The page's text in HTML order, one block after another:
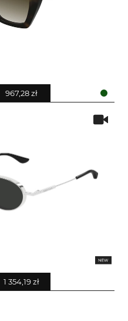
967,28 zł
1 354,19 zł